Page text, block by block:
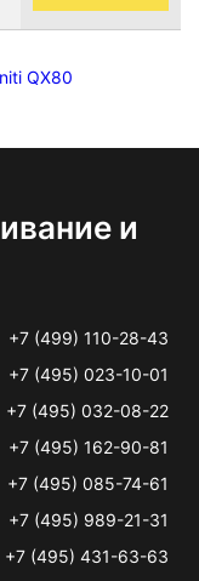
QX80
и
+7 (499) 110-28-43
+7 (495) 023-10-01
+7 (495) 032-08-22
+7 (495) 162-90-81
+7 (495) 085-74-61
+7 (495) 989-21-31
+7 (495) 431-63-63